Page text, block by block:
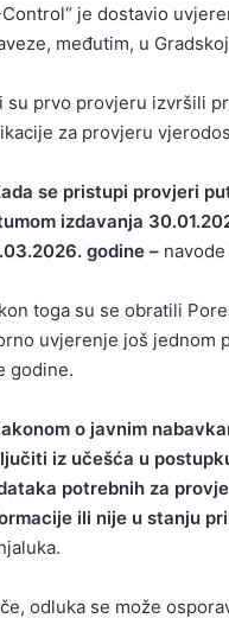
Control“ je dostavio
međutim, u
su prvo provjeru izvršili
za provjeru
se pristupi provjeri
izdavanja
godine –
toga su se obratili
uvjerenje još jednom
godine.
o javnim
iz učešća u
potrebnih za
ili nije u stanju
odluka se može